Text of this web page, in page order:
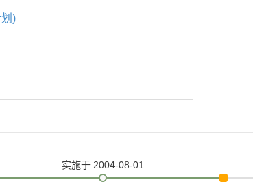
)
实施于 2004-08-01